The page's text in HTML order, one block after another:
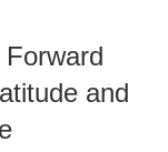
Forward
and